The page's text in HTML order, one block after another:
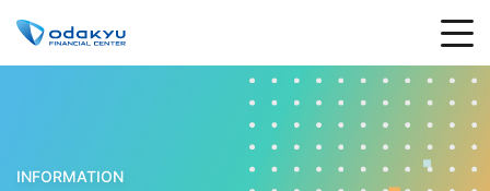
INFORMATION